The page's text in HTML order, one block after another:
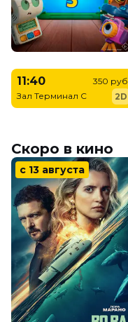
11:40
Зал Терминал C
350 руб.
2D
Скоро в кино
с 13 августа